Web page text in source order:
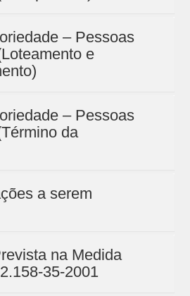
– Pessoas
e
– Pessoas
da
a serem
na Medida
35-2001